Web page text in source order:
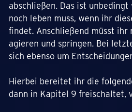
abschließen. Das ist
noch leben muss, wenn ihr
findet. Anschließend müsst ihr
agieren und springen. Bei
sich ebenso um
Hierbei bereitet ihr die
dann in Kapitel 9 freischaltet,